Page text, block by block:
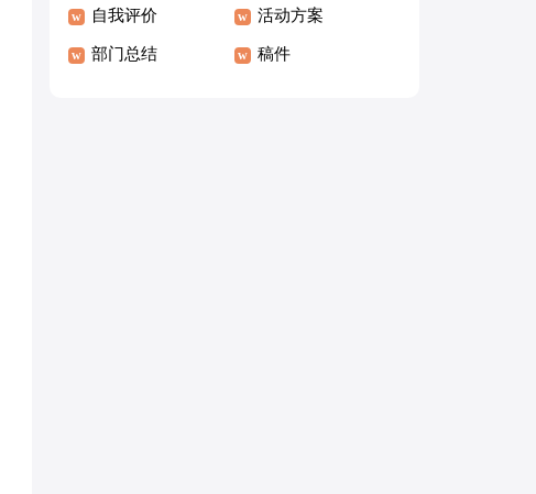
自我评价 活动方案
部门总结 稿件